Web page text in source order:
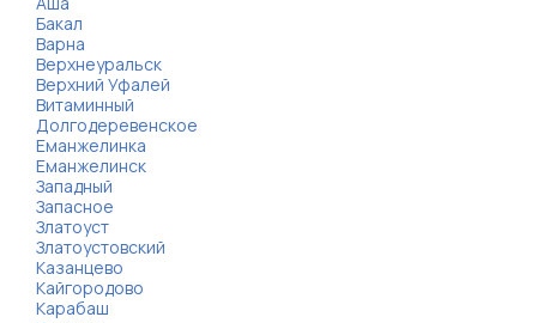
Бакал
Варна
Верхнеуральск
Верхний Уфалей
Витаминный
Долгодеревенское
Еманжелинка
Еманжелинск
Западный
Запасное
Златоуст
Златоустовский
Казанцево
Кайгородово
Карабаш